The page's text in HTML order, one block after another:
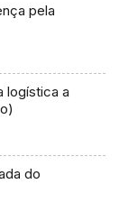
pela
logística a
do